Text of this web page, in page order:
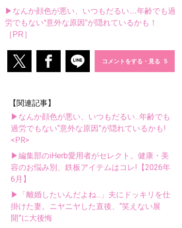
▶なんか顔色が悪い、いつもだるい…年齢でも過
労でもない“意外な原因”が隠れているかも！
［PR］
コメントをする・見る
【関連記事】
▶なんか顔色が悪い、いつもだるい...年齢でも
過労でもない“意外な原因”が隠れているかも!
<PR>
▶編集部のiHerb愛用者がセレクト。健康・美
容のお悩み別、鉄板アイテムはコレ!【2026年
6月】
▶「離婚したいんだよね...」夫にドッキリを仕
掛けた妻。ニヤニヤした直後、“笑えない展
開”に大後悔